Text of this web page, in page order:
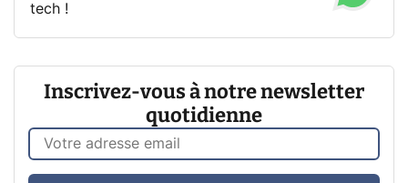
tech !
Inscrivez-vous à notre newsletter
quotidienne